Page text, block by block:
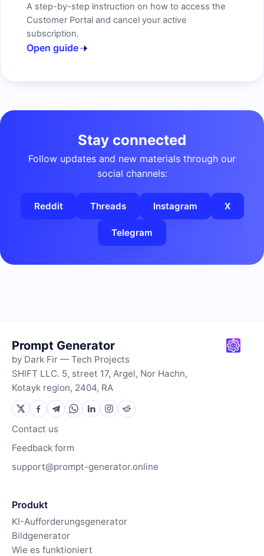
A step-by-step instruction on how to access the
Customer Portal and cancel your active
subscription.
Open guide
Stay connected
Follow updates and new materials through our
social channels:
Reddit Threads Instagram X
Telegram
Prompt Generator
by Dark Fir — Tech Projects
SHIFT LLC. 5, street 17, Argel, Nor Hachn,
Kotayk region, 2404, RA
Contact us
Feedback form
support@prompt-generator.online
Produkt
KI-Aufforderungsgenerator
Bildgenerator
Wie es funktioniert